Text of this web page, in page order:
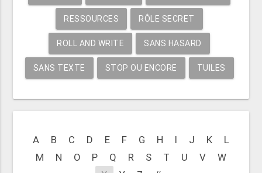
RESSOURCES RÔLE SECRET
ROLL AND WRITE SANS HASARD
SANS TEXTE STOP OU ENCORE TUILES
A B C D E F G H I J K
L
M
N O P Q R S T U V
W